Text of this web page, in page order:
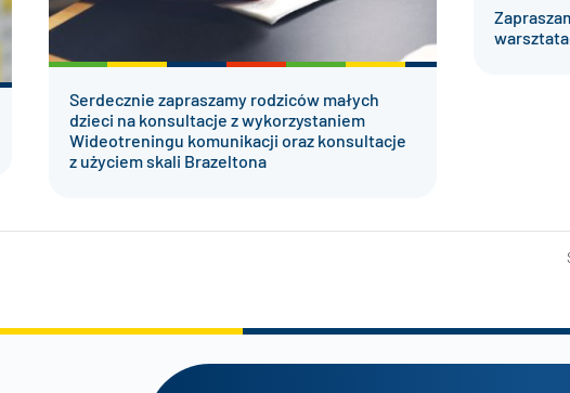
Serdecznie zapraszamy rodziców małych
dzieci na konsultacje z wykorzystaniem
Wideotreningu komunikacji oraz konsultacje
z użyciem skali Brazeltona